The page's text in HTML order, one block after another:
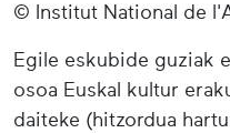
© Institut National de
Egile eskubide guziak
osoa Euskal kultur
daiteke (hitzordua